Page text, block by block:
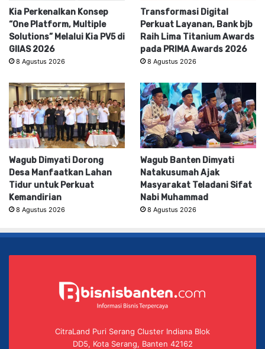
Kia Perkenalkan Konsep
“One Platform, Multiple
Solutions” Melalui Kia PV5 di
GIIAS 2026
8 Agustus 2026
Transformasi Digital
Perkuat Layanan, Bank bjb
Raih Lima Titanium Awards
pada PRIMA Awards 2026
8 Agustus 2026
Wagub Dimyati Dorong
Desa Manfaatkan Lahan
Tidur untuk Perkuat
Kemandirian
8 Agustus 2026
Wagub Banten Dimyati
Natakusumah Ajak
Masyarakat Teladani Sifat
Nabi Muhammad
8 Agustus 2026
CitraLand Puri Serang Cluster Indiana Blok
DD5, Kota Serang, Banten 42162